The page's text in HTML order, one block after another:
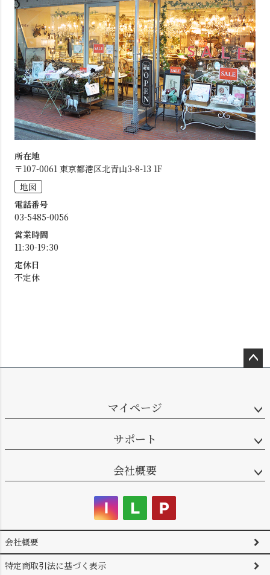
所在地
〒107-0061 東京都港区北青山3-8-13 1F
地図
電話番号
03-5485-0056
営業時間
11:30-19:30
定休日
不定休
マイページ
サポート
会社概要
会社概要
特定商取引法に基づく表示